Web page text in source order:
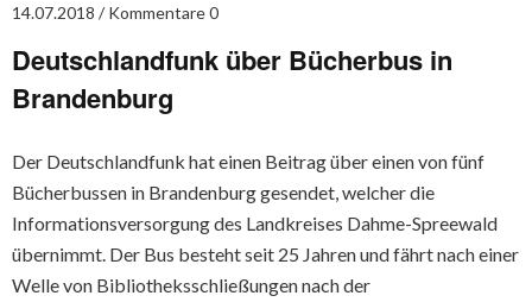
14.07.2018 Kommentare 0
Deutschlandfunk über Bücherbus in
Brandenburg
Der Deutschlandfunk hat einen Beitrag über einen von fünf
Bücherbussen in Brandenburg gesendet, welcher die
Informationsversorgung des Landkreises Dahme-Spreewald
übernimmt. Der Bus besteht seit 25 Jahren und fährt nach einer
Welle von Bibliotheksschließungen nach der